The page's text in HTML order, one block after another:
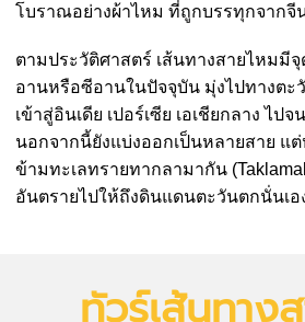
โบราณอย่างผ้าไหม ที่ถูกบรรทุกจากจี
ตามประวัติศาสตร์ เส้นทางสายไหมมี
อานหรือซีอานในปัจจุบัน มุ่งไปทางต
เข้าสู่อินเดีย เปอร์เซีย เอเชียกลาง ไป
นอกจากนี้ยังแบ่งออกเป็นหลายสาย แ
ข้ามทะเลทรายทากลามากัน
อันตรายไปให้ถึงดินแดนตะวันตกนั่นเอ
ทัวร์เส้นทาง